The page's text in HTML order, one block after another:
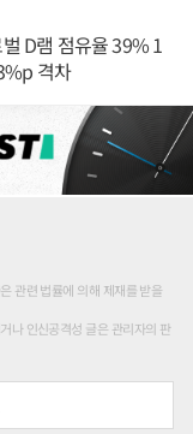
D램 점유율 39% 1
격차
관련 법률에 의해 제재를 받을
나 인신공격성 글은 관리자의 판